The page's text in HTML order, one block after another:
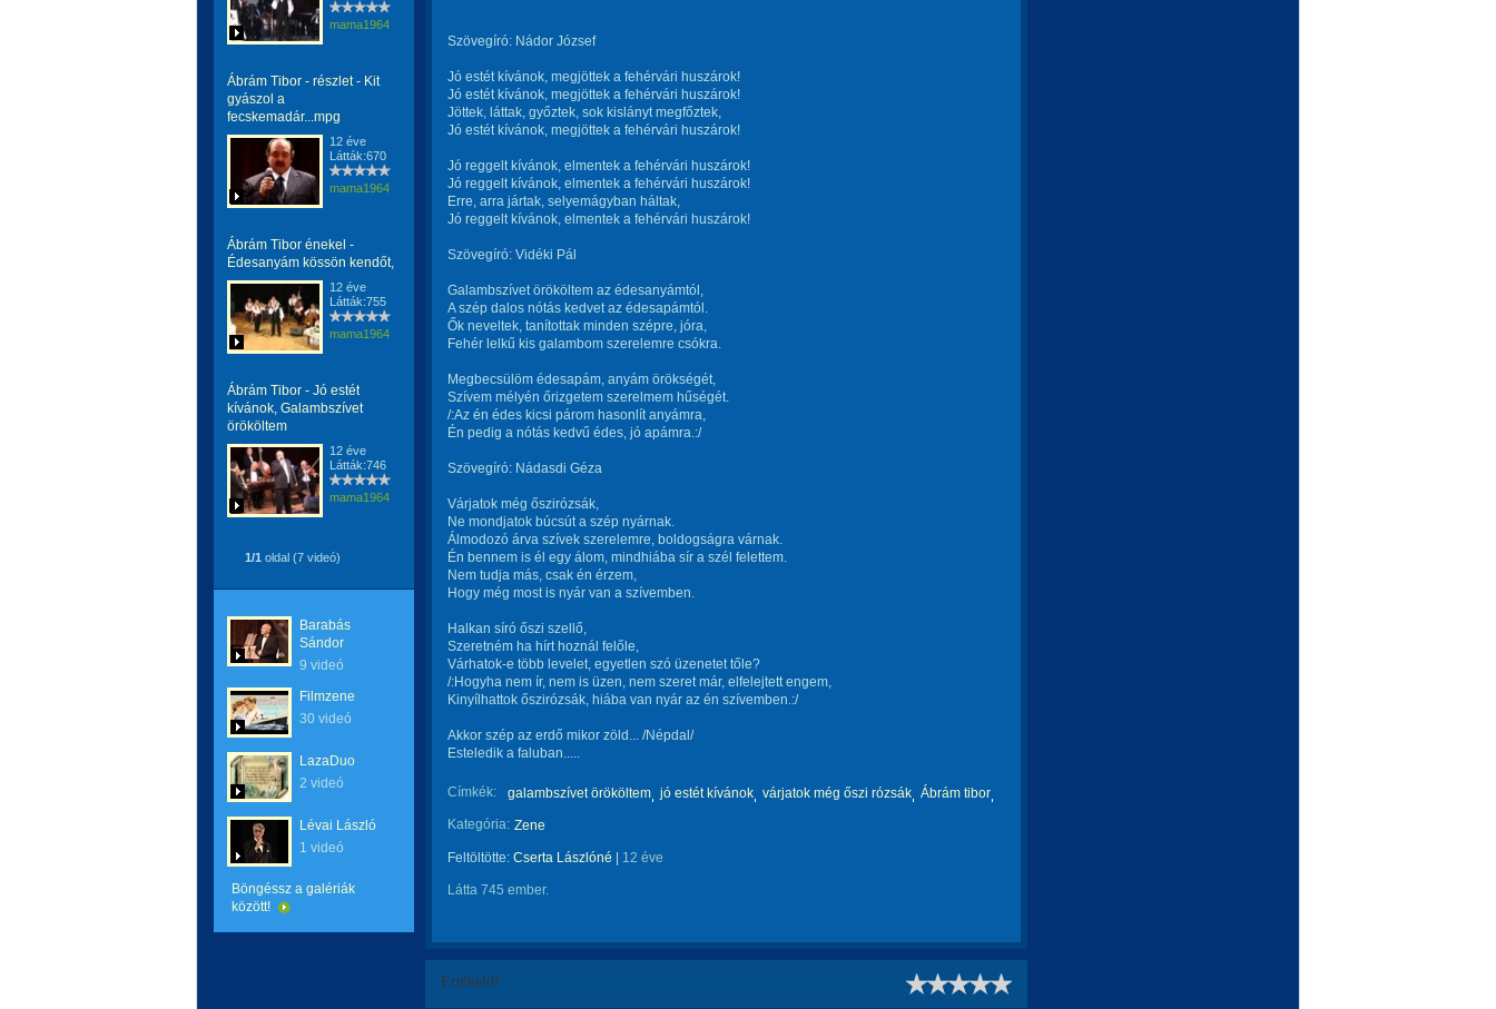
mama1964
Ábrám Tibor - részlet - Kit
gyászol a
fecskemadár...mpg
12 éve
Látták:670
mama1964
Ábrám Tibor énekel -
Édesanyám kössön kendőt,
12 éve
Látták:755
mama1964
Ábrám Tibor - Jó estét
kívánok, Galambszívet
örököltem
12 éve
Látták:746
mama1964
1/1 oldal (7 videó)
Barabás
Sándor
9 videó
Filmzene
30 videó
LazaDuo
2 videó
Lévai László
1 videó
Böngéssz a galériák
között!
Szövegíró: Nádor József
Jó estét kívánok, megjöttek a fehérvári huszárok!
Jó estét kívánok, megjöttek a fehérvári huszárok!
Jöttek, láttak, győztek, sok kislányt megfőztek,
Jó estét kívánok, megjöttek a fehérvári huszárok!
Jó reggelt kívánok, elmentek a fehérvári huszárok!
Jó reggelt kívánok, elmentek a fehérvári huszárok!
Erre, arra jártak, selyemágyban háltak,
Jó reggelt kívánok, elmentek a fehérvári huszárok!
Szövegíró: Vidéki Pál
Galambszívet örököltem az édesanyámtól,
A szép dalos nótás kedvet az édesapámtól.
Ők neveltek, tanítottak minden szépre, jóra,
Fehér lelkű kis galambom szerelemre csókra.
Megbecsülöm édesapám, anyám örökségét,
Szívem mélyén őrizgetem szerelmem hűségét.
/:Az én édes kicsi párom hasonlít anyámra,
Én pedig a nótás kedvű édes, jó apámra.:/
Szövegíró: Nádasdi Géza
Várjatok még őszirózsák,
Ne mondjatok búcsút a szép nyárnak.
Álmodozó árva szívek szerelemre, boldogságra várnak.
Én bennem is él egy álom, mindhiába sír a szél felettem.
Nem tudja más, csak én érzem,
Hogy még most is nyár van a szívemben.
Halkan síró őszi szellő,
Szeretném ha hírt hoznál felőle,
Várhatok-e több levelet, egyetlen szó üzenetet tőle?
/:Hogyha nem ír, nem is üzen, nem szeret már, elfelejtett engem,
Kinyílhattok őszirózsák, hiába van nyár az én szívemben.:/
Akkor szép az erdő mikor zöld... /Népdal/
Esteledik a faluban.....
Címkék: galambszívet örököltem jó estét kívánok várjatok még őszi rózsák Ábrám tibor
Kategória: Zene
Feltöltötte: Cserta Lászlóné 12 éve
Látta 745 ember.
Értékeld!